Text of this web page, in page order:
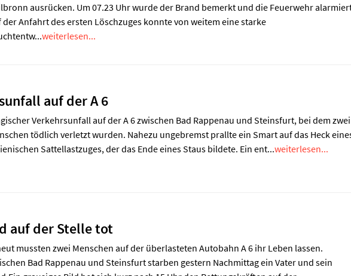
ausrücken. Um 07.23 Uhr wurde der Brand bemerkt und die Feuerwehr
der Anfahrt des ersten Löschzuges konnte von weitem eine starke
weiterlesen...
auf der A 6
Verkehrsunfall auf der A 6 zwischen Bad Rappenau und Steinsfurt, bei dem zwei
tödlich verletzt wurden. Nahezu ungebremst prallte ein Smart auf das Heck
Sattellastzuges, der das Ende eines Staus bildete. Ein ent...weiterlesen...
auf der Stelle tot
mussten zwei Menschen auf der überlasteten Autobahn A 6 ihr Leben lassen.
Bad Rappenau und Steinsfurt starben gestern Nachmittag ein Vater und sein